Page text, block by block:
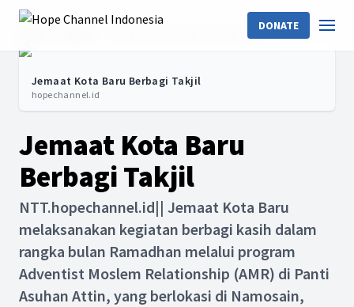
DONATE
Jemaat Kota Baru Berbagi Takjil
Jemaat Kota Baru Berbagi Takjil
hopechannel.id
Jemaat Kota Baru
Berbagi Takjil
NTT.hopechannel.id|| Jemaat Kota Baru
melaksanakan kegiatan berbagi kasih dalam
rangka bulan Ramadhan melalui program
Adventist Moslem Relationship (AMR) di Panti
Asuhan Attin, yang berlokasi di Namosain,